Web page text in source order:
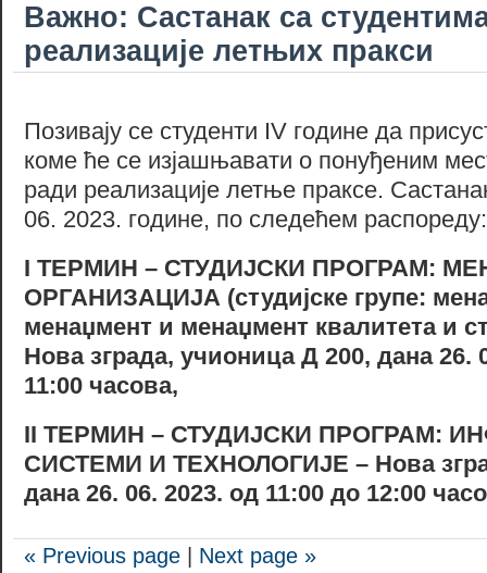
Важно: Састанак са
реализације летњих пракси
Позивају се студенти IV године да
коме ће се изјашњавати о понуђеним
ради реализације летње праксе.
06. 2023. године, по следећем распореду:
I ТЕРМИН – СТУДИЈСКИ ПРОГРАМ:
ОРГАНИЗАЦИЈА (студијске групе:
менаџмент и менаџмент квалитета и
Нова зграда, учионицаД 200, дана 26.
11:00 часова,
II ТЕРМИН – СТУДИЈСКИ ПРОГРАМ:
СИСТЕМИ И ТЕХНОЛОГИЈЕ – Нова
дана 26. 06. 2023. од 11:00 до 12:00
« Previous page Next page »